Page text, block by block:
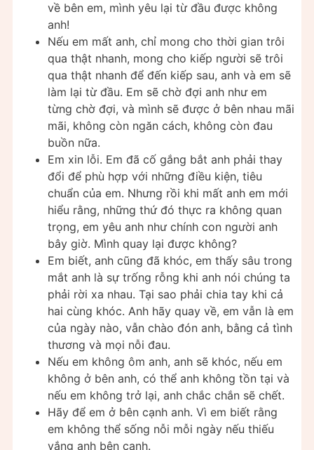
về bên em, mình yêu lại từ đầu được không
anh!
Nếu em mất anh, chỉ mong cho thời gian trôi
qua thật nhanh, mong cho kiếp người sẽ trôi
qua thật nhanh để đến kiếp sau, anh và em sẽ
làm lại từ đầu. Em sẽ chờ đợi anh như em
từng chờ đợi, và mình sẽ được ở bên nhau mãi
mãi, không còn ngăn cách, không còn đau
buồn nữa.
Em xin lỗi. Em đã cố gắng bắt anh phải thay
đổi để phù hợp với những điều kiện, tiêu
chuẩn của em. Nhưng rồi khi mất anh em mới
hiểu rằng, những thứ đó thực ra không quan
trọng, em yêu anh như chính con người anh
bây giờ. Mình quay lại được không?
Em biết, anh cũng đã khóc, em thấy sâu trong
mắt anh là sự trống rỗng khi anh nói chúng ta
phải rời xa nhau. Tại sao phải chia tay khi cả
hai cùng khóc. Anh hãy quay về, em vẫn là em
của ngày nào, vẫn chào đón anh, bằng cả tình
thương và mọi nỗi đau.
Nếu em không ôm anh, anh sẽ khóc, nếu em
không ở bên anh, có thể anh không tồn tại và
nếu em không trở lại, anh chắc chắn sẽ chết.
Hãy để em ở bên cạnh anh. Vì em biết rằng
em không thể sống nỗi mỗi ngày nếu thiếu
vắng anh bên cạnh.